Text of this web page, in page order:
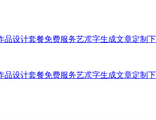
品设计套餐免费服务艺朮字生成文章定制下
品设计套餐免费服务艺朮字生成文章定制下